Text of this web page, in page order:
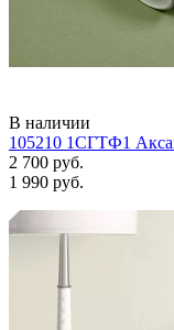
В наличии
105210 1СГТФ1
2 700 руб.
1 990 руб.